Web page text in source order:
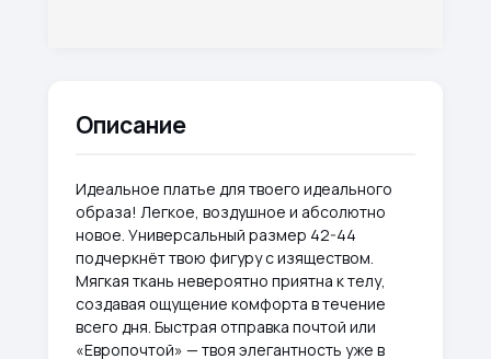
Описание
Идеальное платье для твоего идеального
образа! Легкое, воздушное и абсолютно
новое. Универсальный размер 42-44
подчеркнёт твою фигуру с изяществом.
Мягкая ткань невероятно приятна к телу,
создавая ощущение комфорта в течение
всего дня. Быстрая отправка почтой или
«Европочтой» — твоя элегантность уже в